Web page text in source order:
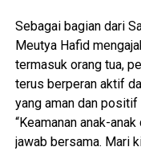
Sebagai bagian dari
Meutya Hafid
termasuk orang tua,
terus berperan aktif
yang aman dan positif
“Keamanan anak-
jawab bersama. Mari